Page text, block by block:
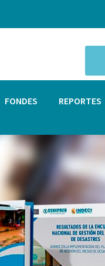
FONDES REPORTES